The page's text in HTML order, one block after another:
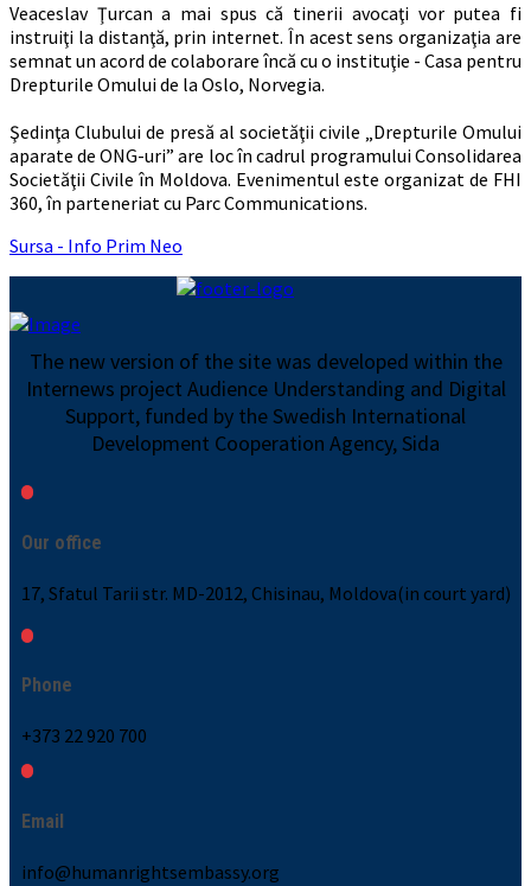
Veaceslav Ţurcan a mai spus că tinerii avocaţi vor putea fi
instruiţi la distanţă, prin internet. În acest sens organizaţia are
semnat un acord de colaborare încă cu o instituţie - Casa pentru
Drepturile Omului de la Oslo, Norvegia.
Şedinţa Clubului de presă al societăţii civile „Drepturile Omului
aparate de ONG-uri” are loc în cadrul programului Consolidarea
Societăţii Civile în Moldova. Evenimentul este organizat de FHI
360, în parteneriat cu Parc Communications.
Sursa - Info Prim Neo
The new version of the site was developed within the
Internews project Audience Understanding and Digital
Support, funded by the Swedish International
Development Cooperation Agency, Sida
Our office
17, Sfatul Tarii str. MD-2012, Chisinau, Moldova(in court yard)
Phone
+373 22 920 700
Email
info@humanrightsembassy.org